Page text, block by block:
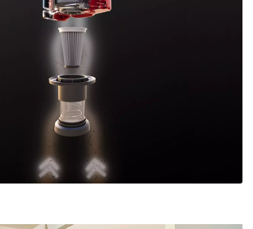
K načtení služby Google Maps
potřebujeme váš souhlas!
This content is not permitted to load due
to trackers that are not disclosed to the
visitor. The website owner needs to setup